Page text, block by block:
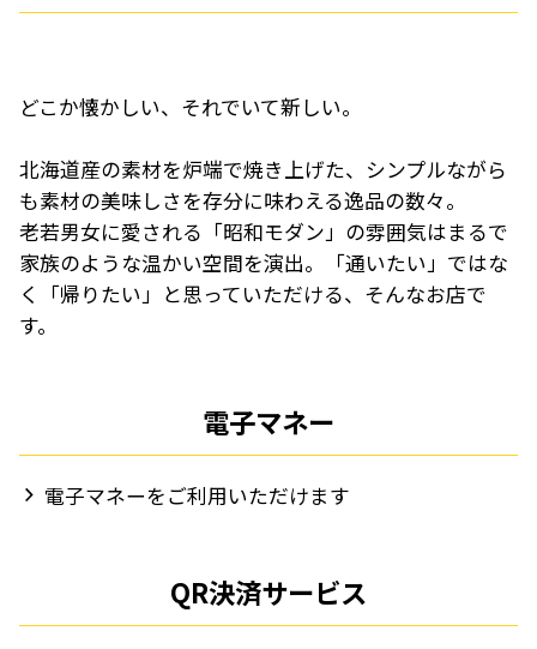
どこか懐かしい、それでいて新しい。
北海道産の素材を炉端で焼き上げた、シンプルながら
も素材の美味しさを存分に味わえる逸品の数々。
老若男女に愛される「昭和モダン」の雰囲気はまるで
家族のような温かい空間を演出。「通いたい」ではな
く「帰りたい」と思っていただける、そんなお店で
す。
電子マネー
電子マネーをご利用いただけます
QR決済サービス